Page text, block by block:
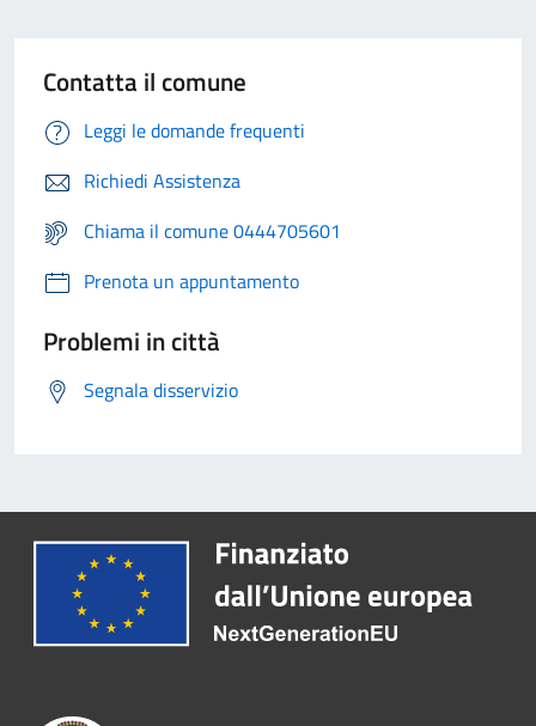
Contatta il comune
Leggi le domande frequenti
Richiedi Assistenza
Chiama il comune 0444705601
Prenota un appuntamento
Problemi in città
Segnala disservizio